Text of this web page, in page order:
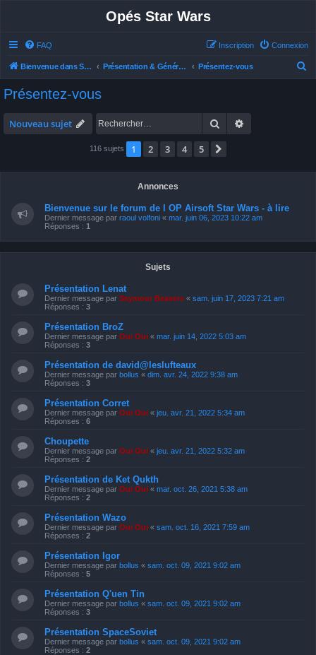
Opés Star Wars
FAQ Connexion
Inscription
Bienvenue dans Star Wars Ops Présentation & Généralités Présentez-vous
Présentez-vous
Nouveau sujet Rechercher
116 sujets 1 2 3 4 5
Annonces
Bienvenue sur le forum de l OP Airsoft Star Wars - à lire
Dernier message par raoul volfoni « mar. juin 06, 2023 10:22 am
Réponses : 1
Sujets
Présentation Lenat
Dernier message par Seymour Beavers « sam. juin 17, 2023 7:21 am
Réponses : 3
Présentation BroZ
Dernier message par Oui Oui « mar. juin 14, 2022 5:03 am
Réponses : 3
Présentation de david@leslufteaux
Dernier message par bollus « dim. avr. 24, 2022 9:38 am
Réponses : 3
Présentation Corret
Dernier message par Oui Oui « jeu. avr. 21, 2022 5:34 am
Réponses : 6
Choupette
Dernier message par Oui Oui « jeu. avr. 21, 2022 5:32 am
Réponses : 2
Présentation de Ket Qukth
Dernier message par Oui Oui « mar. oct. 26, 2021 5:38 am
Réponses : 2
Présentation Wazo
Dernier message par Oui Oui « sam. oct. 16, 2021 7:59 am
Réponses : 2
Présentation Igor
Dernier message par bollus « sam. oct. 09, 2021 9:02 am
Réponses : 5
Présentation Q'uen Tin
Dernier message par bollus « sam. oct. 09, 2021 9:02 am
Réponses : 3
Présentation SpaceSoviet
Dernier message par bollus « sam. oct. 09, 2021 9:02 am
Réponses : 2